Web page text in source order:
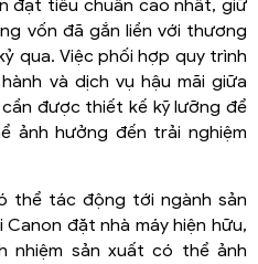
đạt tiêu chuẩn cao nhất, giữ
vốn đã gắn liền với thương
qua. Việc phối hợp quy trình
và dịch vụ hậu mãi giữa
được thiết kế kỹ lưỡng để
ảnh hưởng đến trải nghiệm
thể tác động tới ngành sản
đặt nhà máy hiện hữu,
nhiệm sản xuất có thể ảnh